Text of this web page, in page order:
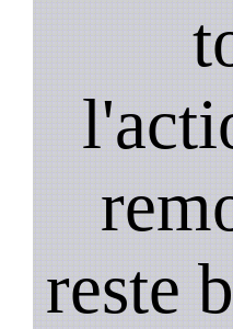
reste